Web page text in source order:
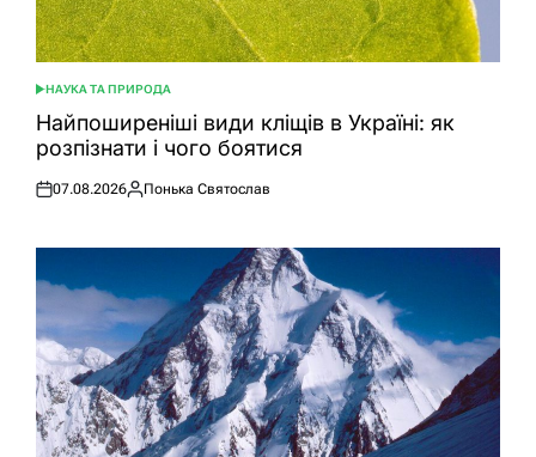
ОПУБЛІКУВАТИ
У
НАУКА ТА ПРИРОДА
Найпоширеніші види кліщів в Україні: як
розпізнати і чого боятися
Оприлюднено
07.08.2026
Опубліковано
Понька Святослав